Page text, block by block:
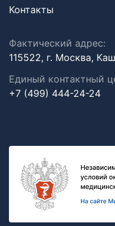
Контакты
Фактический адрес:
115522, г. Москва,
Единый контактный
+7 (499) 444-24-24